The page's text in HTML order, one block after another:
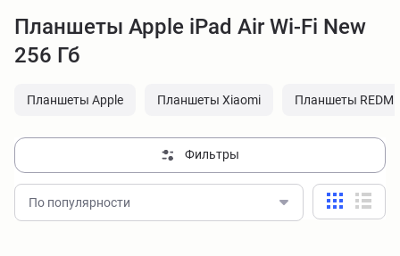
Планшеты Apple iPad Air Wi-Fi New
256 Гб
Планшеты Apple Планшеты Xiaomi Планшеты REDMI
Фильтры
По популярности